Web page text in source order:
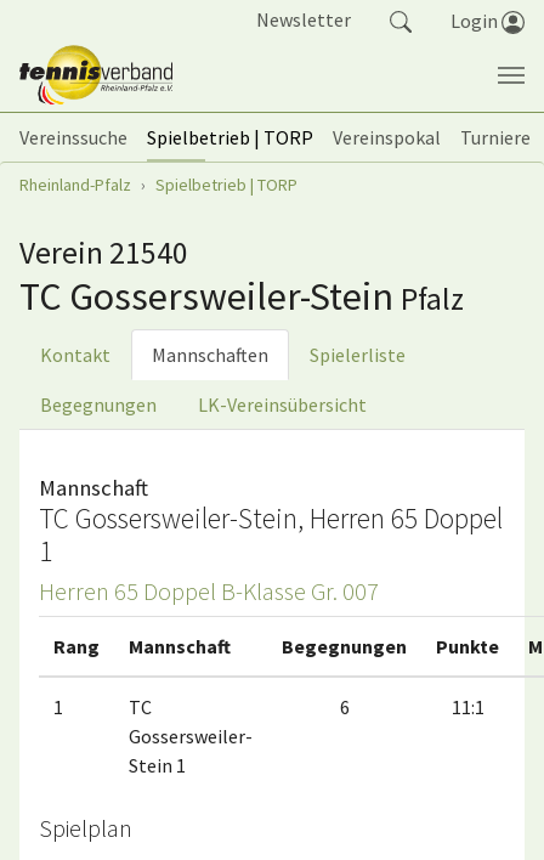
Newsletter Login
Vereinssuche Spielbetrieb | TORP Vereinspokal
Turniere
Sie sind hier:
Rheinland-Pfalz Spielbetrieb | TORP
Verein 21540
TC Gossersweiler-Stein Pfalz
Kontakt Mannschaften Spielerliste
Begegnungen LK-Vereinsübersicht
Mannschaft
TC Gossersweiler-Stein, Herren 65 Doppel
1
Herren 65 Doppel B-Klasse Gr. 007
Rang Mannschaft Begegnungen Punkte
1
TC
Gossersweiler-
Stein 1
6 11:1
Spielplan